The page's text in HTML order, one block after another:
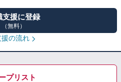
支援に登録
（無料）
の流れ
プリスト